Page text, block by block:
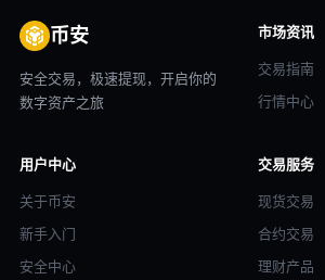
币安
安全交易，极速提现，开启你的
数字资产之旅
市场资讯
交易指南
行情中心
用户中心
关于币安
新手入门
安全中心
交易服务
现货交易
合约交易
理财产品